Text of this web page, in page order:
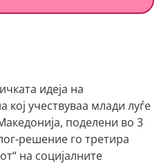
идеја на
кој учествуваа млади луѓе
поделени во 3
решение го третира
на социјалните